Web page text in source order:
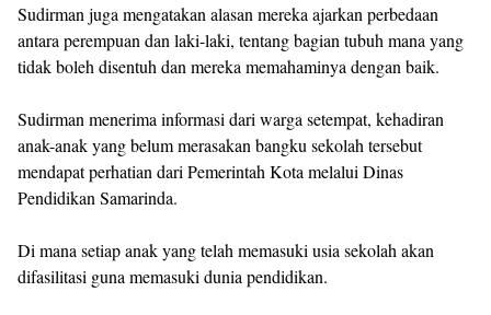
Sudirman juga mengatakan alasan mereka ajarkan perbedaan
antara perempuan dan laki-laki, tentang bagian tubuh mana yang
tidak boleh disentuh dan mereka memahaminya dengan baik.
Sudirman menerima informasi dari warga setempat, kehadiran
anak-anak yang belum merasakan bangku sekolah tersebut
mendapat perhatian dari Pemerintah Kota melalui Dinas
Pendidikan Samarinda.
Di mana setiap anak yang telah memasuki usia sekolah akan
difasilitasi guna memasuki dunia pendidikan.